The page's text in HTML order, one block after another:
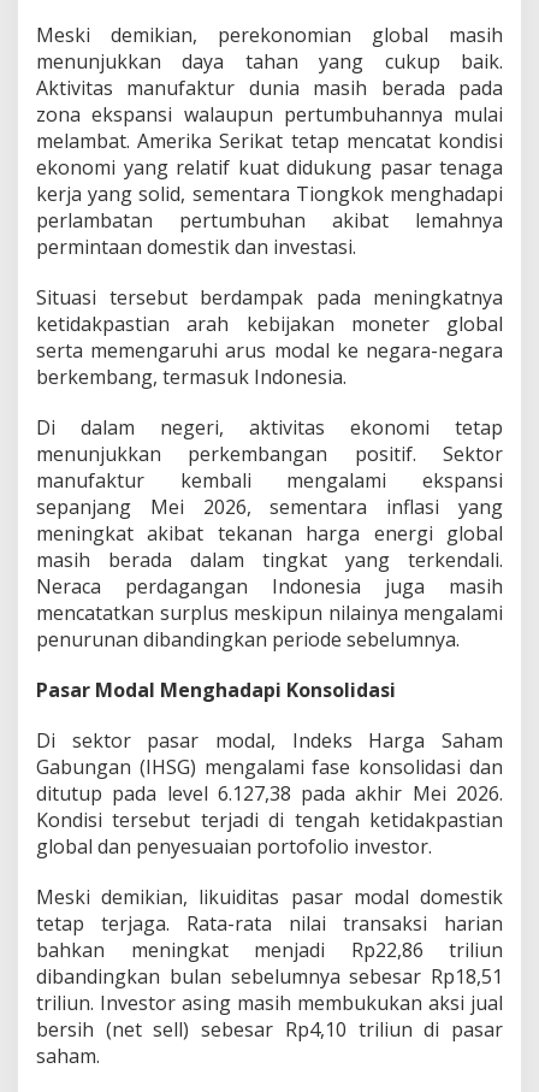
l
a
k
G
l
o
b
a
l
Meski demikian, perekonomian global masih
menunjukkan daya tahan yang cukup baik.
Aktivitas manufaktur dunia masih berada pada
zona ekspansi walaupun pertumbuhannya mulai
melambat. Amerika Serikat tetap mencatat kondisi
ekonomi yang relatif kuat didukung pasar tenaga
kerja yang solid, sementara Tiongkok menghadapi
perlambatan pertumbuhan akibat lemahnya
permintaan domestik dan investasi.
Situasi tersebut berdampak pada meningkatnya
ketidakpastian arah kebijakan moneter global
serta memengaruhi arus modal ke negara-negara
berkembang, termasuk Indonesia.
Di dalam negeri, aktivitas ekonomi tetap
menunjukkan perkembangan positif. Sektor
manufaktur kembali mengalami ekspansi
sepanjang Mei 2026, sementara inflasi yang
meningkat akibat tekanan harga energi global
masih berada dalam tingkat yang terkendali.
Neraca perdagangan Indonesia juga masih
mencatatkan surplus meskipun nilainya mengalami
penurunan dibandingkan periode sebelumnya.
Pasar Modal Menghadapi Konsolidasi
Di sektor pasar modal, Indeks Harga Saham
Gabungan (IHSG) mengalami fase konsolidasi dan
ditutup pada level 6.127,38 pada akhir Mei 2026.
Kondisi tersebut terjadi di tengah ketidakpastian
global dan penyesuaian portofolio investor.
Meski demikian, likuiditas pasar modal domestik
tetap terjaga. Rata-rata nilai transaksi harian
bahkan meningkat menjadi Rp22,86 triliun
dibandingkan bulan sebelumnya sebesar Rp18,51
triliun. Investor asing masih membukukan aksi jual
bersih (net sell) sebesar Rp4,10 triliun di pasar
saham.